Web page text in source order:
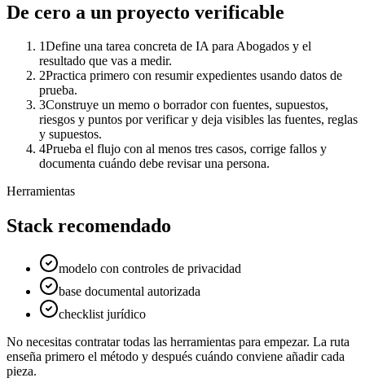
De cero a un proyecto verificable
1Define una tarea concreta de IA para Abogados y el
resultado que vas a medir.
2Practica primero con resumir expedientes usando datos de
prueba.
3Construye un memo o borrador con fuentes, supuestos,
riesgos y puntos por verificar y deja visibles las fuentes, reglas
y supuestos.
4Prueba el flujo con al menos tres casos, corrige fallos y
documenta cuándo debe revisar una persona.
Herramientas
Stack recomendado
modelo con controles de privacidad
base documental autorizada
checklist jurídico
No necesitas contratar todas las herramientas para empezar. La ruta
enseña primero el método y después cuándo conviene añadir cada
pieza.